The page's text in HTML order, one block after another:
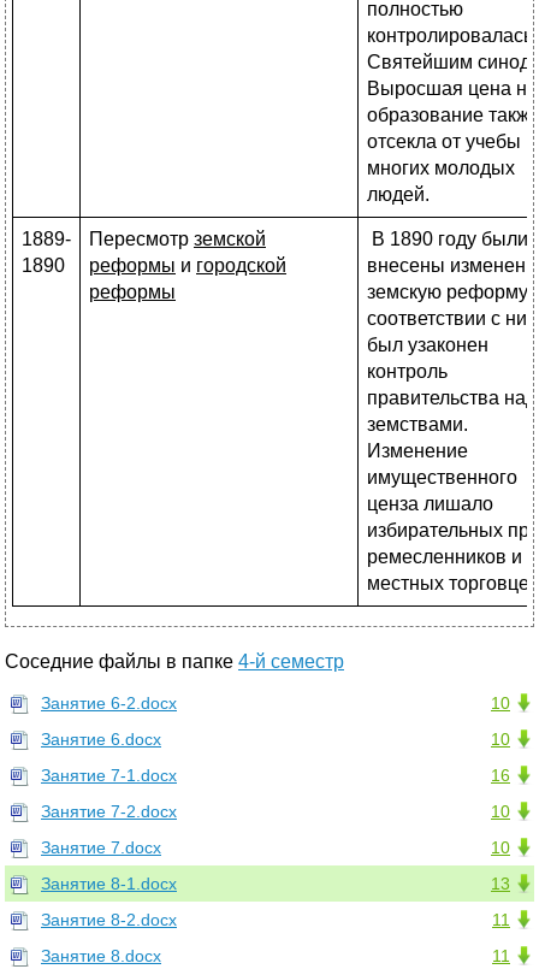
полностью
контролировалась
Святейшим
Выросшая цена на
образование также
отсекла от учебы
многих молодых
людей.
1889-
1890
Пересмотр земской
реформы и городской
реформы
В 1890 году были
внесены
земскую реформу,
соответствии с
был узаконен
контроль
правительства над
земствами.
Изменение
имущественного
ценза лишало
избирательных
ремесленников и
местных
Соседние файлы в папке 4-й семестр
10
Занятие 6-2.docx
10
Занятие 6.docx
16
Занятие 7-1.docx
10
Занятие 7-2.docx
10
Занятие 7.docx
13
Занятие 8-1.docx
11
Занятие 8-2.docx
11
Занятие 8.docx